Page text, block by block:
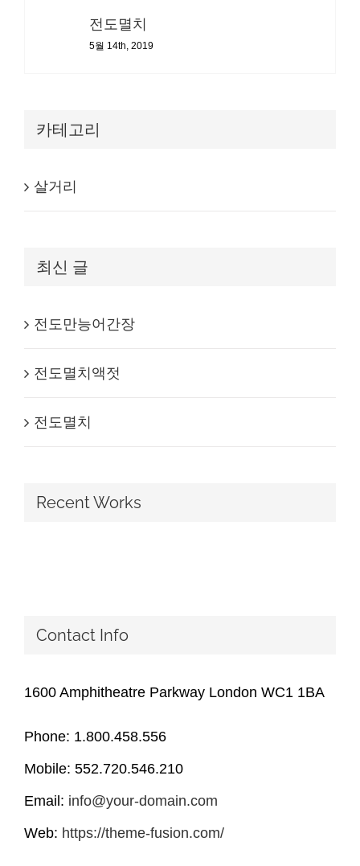
전도멸치
5월 14th, 2019
카테고리
살거리
최신 글
전도만능어간장
전도멸치액젓
전도멸치
Recent Works
Contact Info
1600 Amphitheatre Parkway London WC1 1BA
Phone: 1.800.458.556
Mobile: 552.720.546.210
Email: info@your-domain.com
Web: https://theme-fusion.com/